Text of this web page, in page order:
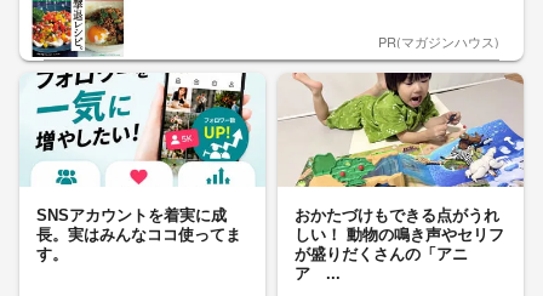
PR(マガジンハウス)
SNSアカウントを着実に成
長。実はみんなココ使ってま
す。
おかたづけもできる点がうれ
しい！ 動物の鳴き声やセリフ
が盛りだくさんの「アニ
ア ...